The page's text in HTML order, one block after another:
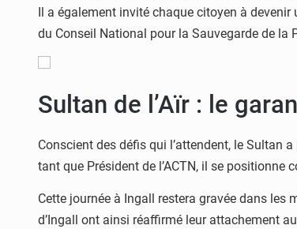
Il a également invité chaque citoyen à devenir
du Conseil National pour la Sauvegarde de la
Sultan de l’Aïr : le
Conscient des défis qui l’attendent, le Sultan
tant que Président de l’ACTN, il se
Cette journée à Ingall restera gravée dans les
d’Ingall ont ainsi réaffirmé leur attachement